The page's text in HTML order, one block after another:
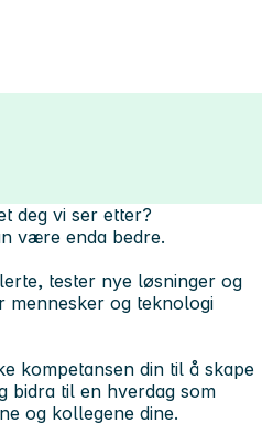
deg vi ser etter?
være enda bedre.
tester nye løsninger og
mennesker og teknologi
kompetansen din til å skape
bidra til en hverdag som
og kollegene dine.